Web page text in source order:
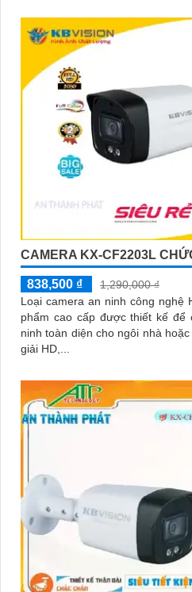
CAMERA KX-CF2203L
838,500 ₫
1,290,000 ₫
Loại camera an ninh công nghệ
phẩm cao cấp được thiết kế để
ninh toàn diện cho ngôi nhà hoặc doanh
giải HD,...